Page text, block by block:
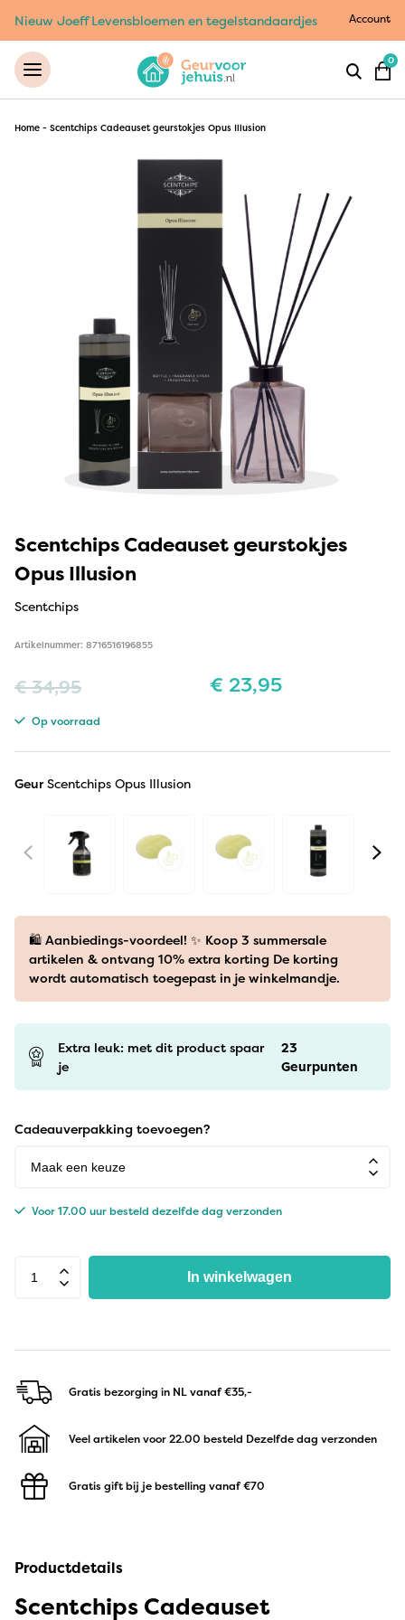
Nieuw Joeff Levensbloemen en tegelstandaardjes Account
0
Home - Scentchips Cadeauset geurstokjes Opus Illusion
Scentchips Cadeauset geurstokjes
Opus Illusion
Scentchips
Artikelnummer: 8716516196855
€34,95 € 23,95
Op voorraad
GeurScentchips Opus Illusion
🛍️ Aanbiedings-voordeel! ✨ Koop 3 summersale
artikelen & ontvang 10% extra korting De korting
wordt automatisch toegepast in je winkelmandje.
Extra leuk: met dit product spaar
je
23
Geurpunten
Cadeauverpakking toevoegen?
Voor 17.00 uur besteld dezelfde dag verzonden
In winkelwagen
Gratis bezorging in NLvanaf €35,-
Veel artikelen voor 22.00 besteld Dezelfde dag verzonden
Gratis gift bij je bestelling vanaf €70
Productdetails
Scentchips Cadeauset